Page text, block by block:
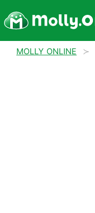
MOLLY ONLINE